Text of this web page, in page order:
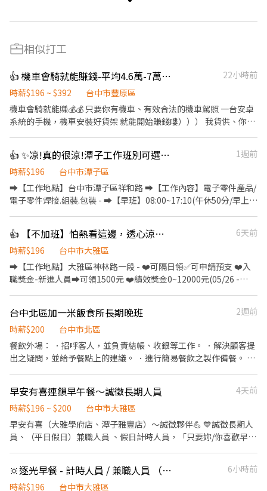
相似打工
👍 機車會騎就能賺錢-平均4.6萬-7萬-NN豐原安康
22小時前
時薪$196 ~ $392
台中市豐原區
機車會騎就能賺💰️💰️ 只要你有機車、有效合法的機車駕照 一台安卓
系統的手機，機車安裝好貨架 就能開始賺錢嘍））） 我貨供、你配
圍3公里內 ✔️ 當日配送完成即可提前收工 📅 休息安排 ✔️一週排休兩
天 ✅ 基本條件 ✔️ 自備機車 ✔️ 有效駕照＋強制險 ✔️ Android手機 🚀
應徵方式 ---------------------------------------------------- 快速應
徵【截圖應徵職缺+姓名+電話】 官方賴：@346uatki 會有專人與您
👍 ✨凉!真的很涼!潭子工作班別可選➡️電子零件大廠✅徵作業員-吉
1週前
時薪$196
台中市潭子區
➡️【工作地點】台中市潭子區祥和路 ➡️【工作內容】電子零件產品/
電子零件焊接.組裝.包裝 - ➡️【早班】08:00~17:10(午休50分/早上下
夜班津貼30塊/H ➡️薪資36K起.配合加班平均約42K ✨需在新夜班實
習(13:00~21:30) ❤️培育獎金第一個月:2000元、第二個月:4000元、
第三個月:5000元 - ➡️【大夜班】23:50~08:30//休息時
間:02:50~03:30 ➡️【薪資】31000元+大夜班津貼48塊/H ➡️薪資39K
起.配合加班平均約45K ✨需在新夜班實習(13:00~21:30) ❤️培育獎金
金❤️ 滿1個月可領1000元/次;滿3個月可領3000元/次;滿6個月可領
3000元/次 - ✅【工作環境】冷氣房 ✅【休假制度】周休六日 ✅【安
心就業】享有勞保.健保.團保.特休.勞退 ✅【餐費津貼】配合加班平
日誤餐費80塊.假日100塊 ✅【免費車位】免費汽機車停車位 - ❤️請
先按 【 我 要 應 徵 】 投遞履歷➡快速接洽面試 - ╔~~♥~~♥~~⭐️【
應徵方式 】⭐️~~♥~~♥~~╗ ↓↓找嘉嘉 工作攏低嘉↓↓ ☎️連絡電
話:0933670253 ☎️加賴詢問:@927wcdri 陳嘉嘉 ➡️火速找嘉嘉
⭐️~~♥~~♥~~╝
👍 【不加班】怕熱看這邊，透心涼冷氣房✅作業員✅周休六日👌免經驗可-綠
6天前
時薪$196
台中市大雅區
➡️【工作地點】大雅區神林路一段 - ❤️可隔日領✅可申請預支 ❤️入
職獎金-新進人員➡️可領1500元 ❤️績效獎金0~12000元(05/26 -
15:50~00:20➡️薪資30000元✅中班津貼200元/天 ➡️薪資
34200~34400元 - ➡️【中夜班】19:30~04:00➡️薪資30000元✅中夜
班津貼300元/天 ➡️薪資36300~36600元 - ➡️【夜班】
23:50~08:20➡️薪資30000元✅夜班津貼300元/天 ➡️薪資
房 ✅【休假制度】周休六日 ✅【安心就業】享有勞保.健保.團保.特
休.勞退 ✅【吃飯】早中班免費供餐.中夜班、夜班餐費有補助70塊/
╔~~♥~~♥~~⭐️【 應徵方式 】⭐️~~♥~~♥~~╗ ↓↓找嘉嘉 工作攏
低嘉↓↓ ☎️連絡電話:0933670253 ☎️加賴詢問:@927wcdri 陳嘉嘉
➡️火速找嘉嘉 https://lin.ee/Y30dLdb ╚~~♥~~♥~~⭐️【 快速找工
作 】⭐️~~♥~~♥~~╝
台中北區加一米飯食所長期晚班
2週前
時薪$200
台中市北區
餐飲外場： ．招呼客人，並負責結帳、收銀等工作。 ．解決顧客提
出之疑問，並給予餐點上的建議。 ．進行簡易餐飲之製作備餐。 ．
削、切各種食材。 ．負責清理工作環境、設備和餐具。 ．準備不同
餐點所需要的食材。 ．負責擺盤、打包外帶服務。
早安有喜連鎖早午餐～誠徵長期人員
4天前
時薪$196 ~ $200
台中市大雅區
早安有喜（大雅學府店、潭子雅豐店）～誠徵夥伴💪 💙誠徵長期人
員、（平日假日）兼職人員 、假日計時人員，「只要妳/你喜歡早餐
六、日都能上班，國定假日也能佳） 時薪196-200元 工作內容：學
習各區站的工作項目（煎台、炒台、炸物、沙拉吧、出菜口、櫃
🔆逐光早餐 - 計時人員 / 兼職人員 （台中大雅區）
6小時前
時薪$196
台中市大雅區